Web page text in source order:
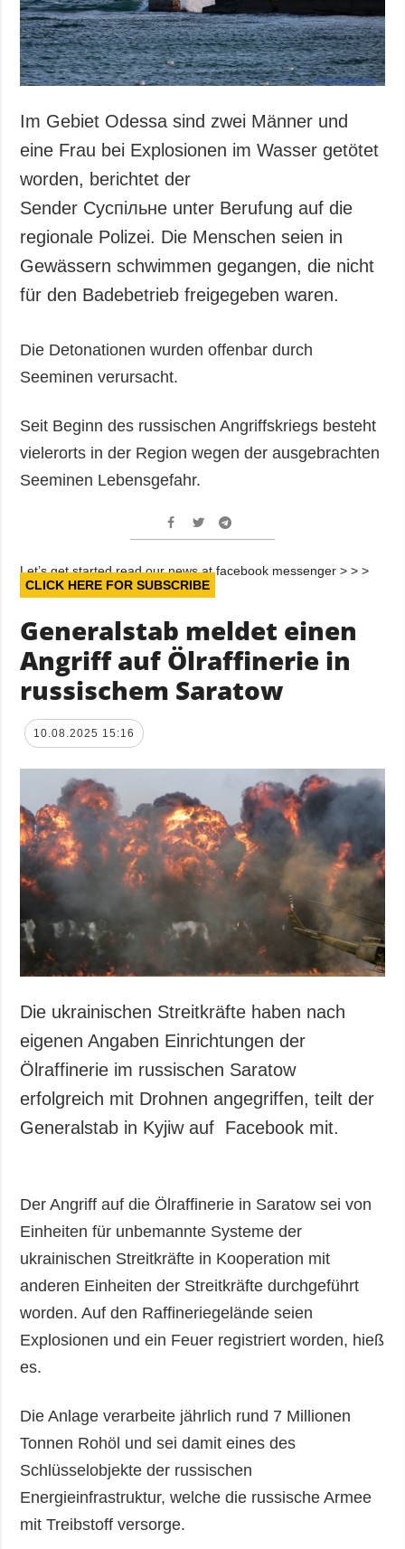
Gesellschaft und
Kultur
Sport
Kriminalität
Notstand und
ZUSÄTZLICH
Veröffentlichungen
Interview
Fotos
Video
Abonnement
Fotobank
Im Gebiet Odessa sind zwei Männer und
eine Frau bei Explosionen im Wasser getötet
worden, berichtet der
Sender Суспільне unter Berufung auf die
regionale Polizei. Die Menschen seien in
Gewässern schwimmen gegangen, die nicht
für den Badebetrieb freigegeben waren.
Die Detonationen wurden offenbar durch
Seeminen verursacht.
Seit Beginn des russischen Angriffskriegs besteht
vielerorts in der Region wegen der ausgebrachten
Seeminen Lebensgefahr.
Let’s get started read our news at facebook messenger > > >
CLICK HERE FOR SUBSCRIBE
Generalstab meldet einen
Angriff auf Ölraffinerie in
russischem Saratow
10.08.2025 15:16
Die ukrainischen Streitkräfte haben nach
eigenen Angaben Einrichtungen der
Ölraffinerie im russischen Saratow
erfolgreich mit Drohnen angegriffen, teilt der
Generalstab in Kyjiw auf Facebook mit.
Der Angriff auf die Ölraffinerie in Saratow sei von
Einheiten für unbemannte Systeme der
ukrainischen Streitkräfte in Kooperation mit
anderen Einheiten der Streitkräfte durchgeführt
worden. Auf den Raffineriegelände seien
Explosionen und ein Feuer registriert worden, hieß
es.
Die Anlage verarbeite jährlich rund 7 Millionen
Tonnen Rohöl und sei damit eines des
Schlüsselobjekte der russischen
Energieinfrastruktur, welche die russische Armee
mit Treibstoff versorge.